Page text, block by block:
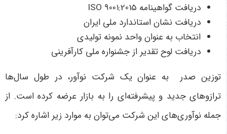
دریافت گواهینامه ISO 9001:2015
دریافت نشان استاندارد ملی ایران
انتخاب به عنوان واحد نمونه تولیدی
دریافت لوح تقدیر از جشنواره ملی کارآفرینی
توزین صدر به عنوان یک شرکت نوآور، در طول سال‌ها
ترازوهای جدید و پیشرفته‌ای را به بازار عرضه کرده است. از
جمله نوآوری‌های این شرکت می‌توان به موارد زیر اشاره کرد: